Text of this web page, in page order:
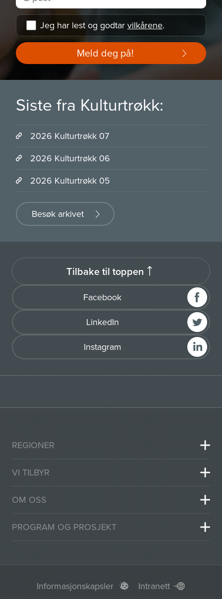
Jeg har lest og godtar vilkårene.
Meld deg på!
Siste fra Kulturtrøkk:
2026 Kulturtrøkk 07
2026 Kulturtrøkk 06
2026 Kulturtrøkk 05
Besøk arkivet
Facebook
LinkedIn
Instagram
Tilbake til toppen
REGIONER
VI TILBYR
OM OSS
PROGRAM OG PROSJEKT
Informasjonskapsler Intranett